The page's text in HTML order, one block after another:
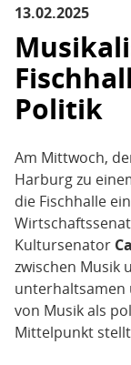
13.02.2025
Politik
Am Mittwoch,
Harburg zu
die Fischhalle
Kultursenator
zwischen Musik
unterhaltsamen
von Musik als
Mittelpunkt